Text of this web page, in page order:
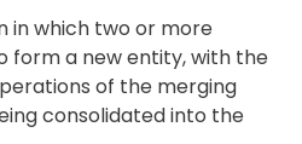
in which two or more
form a new entity, with the
of the merging
consolidated into the